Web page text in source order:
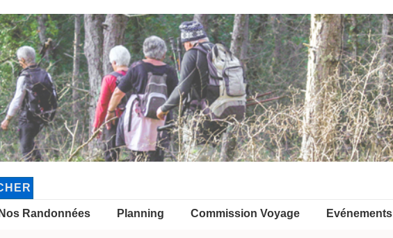
Nos Randonnées Planning Commission Voyage Evénements